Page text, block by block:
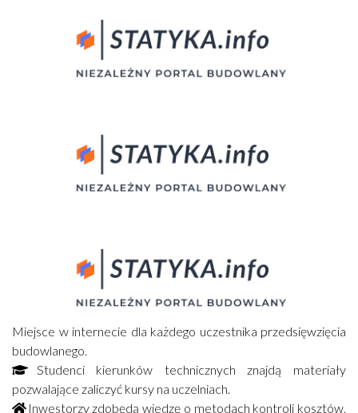
Miejsce w internecie dla każdego uczestnika przedsięwzięcia
budowlanego.
Studenci kierunków technicznych znajdą materiały
pozwalające zaliczyć kursy na uczelniach.
Inwestorzy zdobędą wiedzę o metodach kontroli kosztów,